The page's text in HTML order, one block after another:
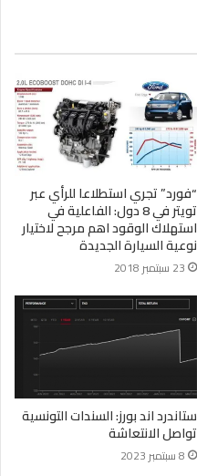
“فورد” تجري استطلاعا للرأي عبر
تويتر في 8 دول: الفاعلية في
استهلاك الوقود اهم مرجح لاختيار
نوعية السيارة الجديدة
23 سبتمبر 2018
ستاندرد اند بورز: السندات التونسية
تواصل الانتعاشة
8 سبتمبر 2023